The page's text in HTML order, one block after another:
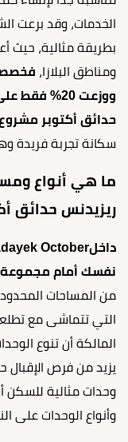
الخدمات، وقد برعت
بطريقة مثالية، حيث
ومناطق البلازا،
ووزعت 20% فقط على المباني،
حدائق أكتوبر
سكانة تجربة فريدة
ما هي أنواع
ريزيدنس حدائق
نفسك أمام مجموعة
من المساحات
التي تتماشى مع
المالكة أن تنوع
يزيد من فرص الإقبال
وحدات مثالية للسكن
وأنواع الوحدات على